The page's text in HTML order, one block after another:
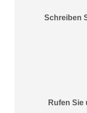
Schreiben
Rufen Sie